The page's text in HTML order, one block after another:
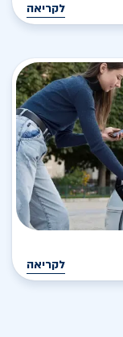
לקריאה
לקריאה